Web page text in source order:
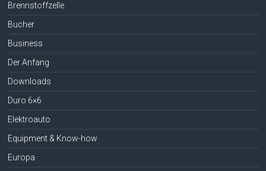
Brennstoffzelle
Bucher
Business
Der Anfang
Downloads
Duro 6×6
Elektroauto
Equipment & Know-how
Europa